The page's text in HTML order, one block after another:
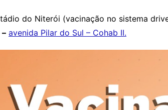
do Niterói (vacinação no sistema
avenida Pilar do Sul – Cohab II.